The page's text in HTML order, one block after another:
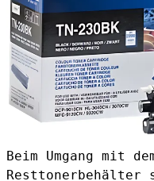
Beim Umgang mit
Resttonerbehälter